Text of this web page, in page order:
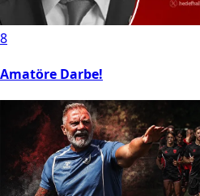
8
Amatöre Darbe!